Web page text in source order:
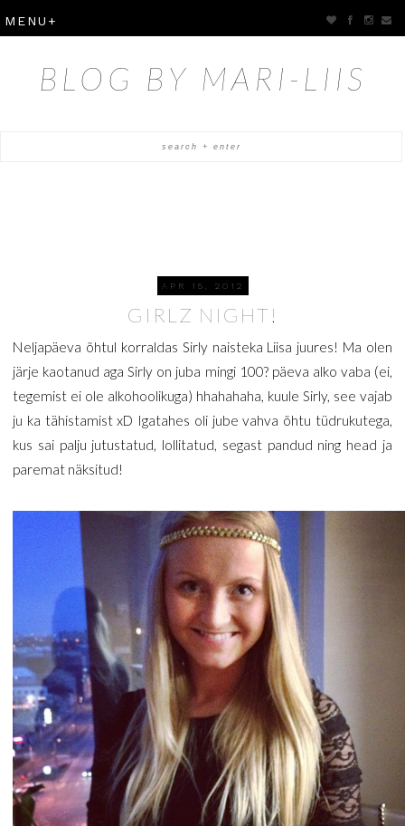
BLOG BY MARI-LIIS
APR 15, 2012
GIRLZ NIGHT!
Neljapäeva õhtul korraldas Sirly naisteka Liisa juures! Ma olen
järje kaotanud aga Sirly on juba mingi 100? päeva alko vaba (ei,
tegemist ei ole alkohoolikuga) hhahahaha, kuule Sirly, see vajab
ju ka tähistamist xD Igatahes oli jube vahva õhtu tüdrukutega,
kus sai palju jutustatud, lollitatud, segast pandud ning head ja
paremat näksitud!